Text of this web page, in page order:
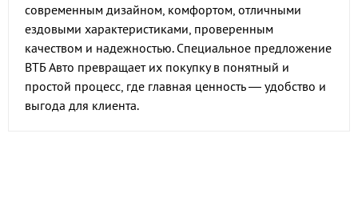
современным дизайном, комфортом, отличными
ездовыми характеристиками, проверенным
качеством и надежностью. Специальное предложение
ВТБ Авто превращает их покупку в понятный и
простой процесс, где главная ценность — удобство и
выгода для клиента.